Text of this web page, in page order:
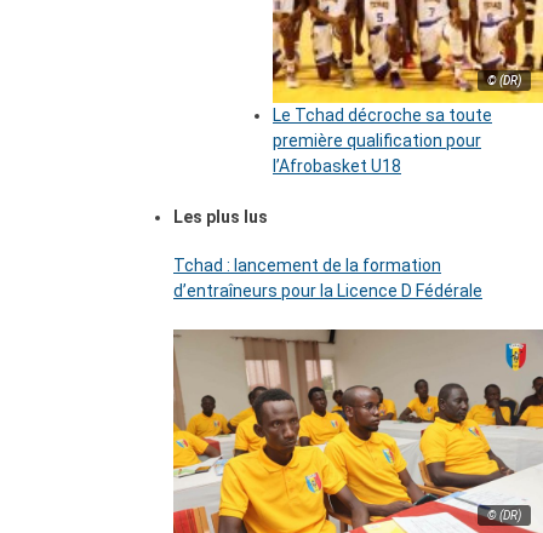
© (DR)
Le Tchad décroche sa toute
première qualification pour
l’Afrobasket U18
Les plus lus
Tchad : lancement de la formation
d’entraîneurs pour la Licence D Fédérale
© (DR)